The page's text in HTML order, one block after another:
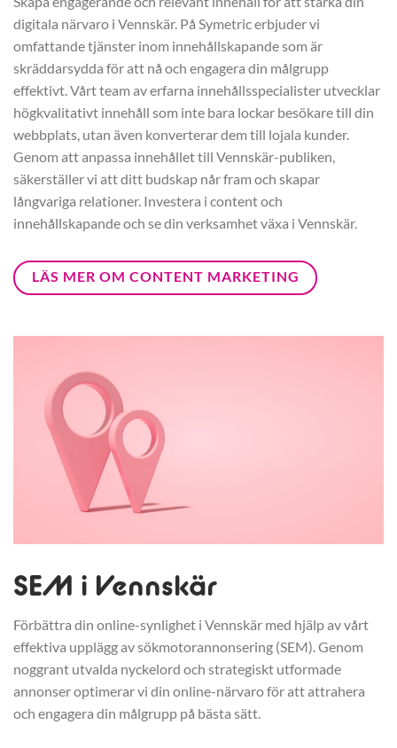
digitala närvaro i Vennskär. På Symetric erbjuder vi
omfattande tjänster inom innehållskapande som är
skräddarsydda för att nå och engagera din målgrupp
effektivt. Vårt team av erfarna innehållsspecialister utvecklar
högkvalitativt innehåll som inte bara lockar besökare till din
webbplats, utan även konverterar dem till lojala kunder.
Genom att anpassa innehållet till Vennskär-publiken,
säkerställer vi att ditt budskap når fram och skapar
långvariga relationer. Investera i content och
innehållskapande och se din verksamhet växa i Vennskär.
LÄS MER OM CONTENT MARKETING
SEM i Vennskär
Förbättra din online-synlighet i Vennskär med hjälp av vårt
effektiva upplägg av sökmotorannonsering (SEM). Genom
noggrant utvalda nyckelord och strategiskt utformade
annonser optimerar vi din online-närvaro för att attrahera
och engagera din målgrupp på bästa sätt.